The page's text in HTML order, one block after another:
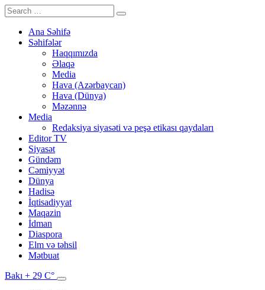
Ana Səhifə
Səhifələr
Haqqımızda
Əlaqə
Media
Hava (Azərbaycan)
Hava (Dünya)
Məzənnə
Media
Redaksiya siyasəti və peşə etikası qaydaları
Editor TV
Siyasət
Gündəm
Cəmiyyət
Dünya
Hadisə
İqtisadiyyat
Maqazin
İdman
Diaspora
Elm və təhsil
Mətbuat
Bakı + 29 C°